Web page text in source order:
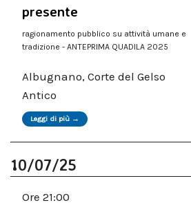
presente
ragionamento pubblico su attività umane e
tradizione - ANTEPRIMA QUADILA 2025
Albugnano, Corte del Gelso
Antico
Leggi di più →
10/07/25
Ore 21:00